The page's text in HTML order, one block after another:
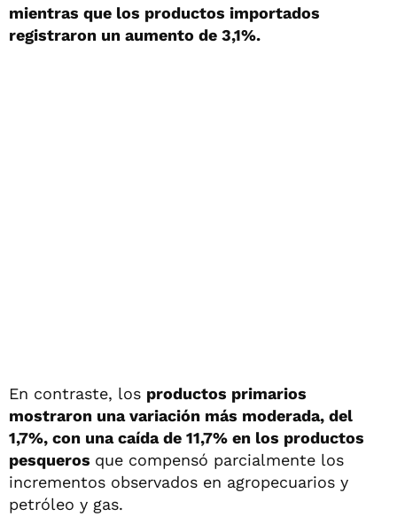
mientras que los productos importados
registraron un aumento de 3,1%.
En contraste, los productos primarios
mostraron una variación más moderada, del
1,7%, con una caída de 11,7% en los productos
pesqueros que compensó parcialmente los
incrementos observados en agropecuarios y
petróleo y gas.